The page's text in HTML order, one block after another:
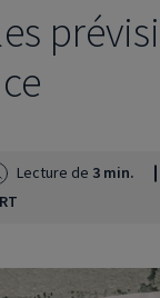
Réduire ses impôts
Préparer sa retraite
Protéger ses proches
Défiscalisation
Lecture de 3 min.